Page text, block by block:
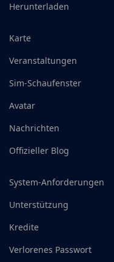
Herunterladen
Karte
Veranstaltungen
Sim-Schaufenster
Avatar
Nachrichten
Offizieller Blog
System-Anforderungen
Unterstützung
Kredite
Verlorenes Passwort